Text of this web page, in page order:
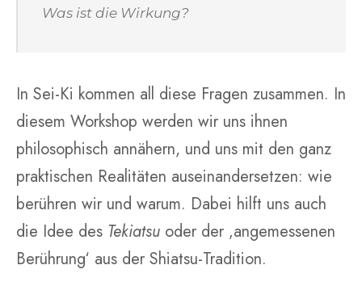
Was ist die Wirkung?
In Sei-Ki kommen all diese Fragen zusammen. In
diesem Workshop werden wir uns ihnen
philosophisch annähern, und uns mit den ganz
praktischen Realitäten auseinandersetzen: wie
berühren wir und warum. Dabei hilft uns auch
die Idee des Tekiatsu oder der ‚angemessenen
Berührung‘ aus der Shiatsu-Tradition.